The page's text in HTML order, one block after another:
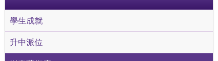
學生成就
升中派位